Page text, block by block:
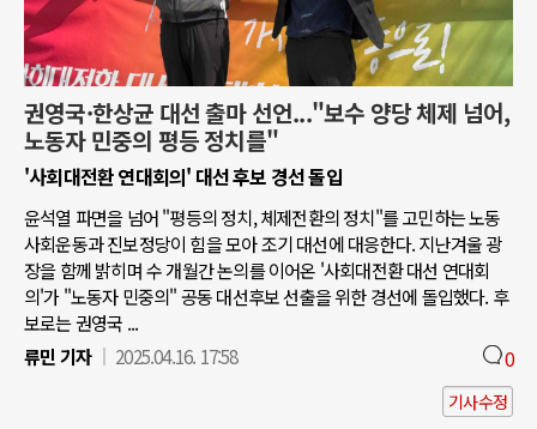
권영국·한상균 대선 출마 선언..."보수 양당 체제 넘어,
노동자 민중의 평등 정치를"
'사회대전환 연대회의' 대선 후보 경선 돌입
윤석열 파면을 넘어 "평등의 정치, 체제전환의 정치"를 고민하는 노동
사회운동과 진보정당이 힘을 모아 조기 대선에 대응한다. 지난겨울 광
장을 함께 밝히며 수 개월간 논의를 이어온 '사회대전환 대선 연대회
의'가 "노동자 민중의" 공동 대선후보 선출을 위한 경선에 돌입했다. 후
보로는 권영국 ...
류민 기자
2025.04.16. 17:58 0
기사수정